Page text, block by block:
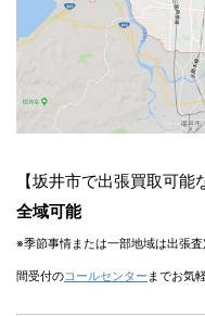
【坂井市で出張買取可能
全域可能
※季節事情または一部地域は出張
間受付のコールセンター までお気